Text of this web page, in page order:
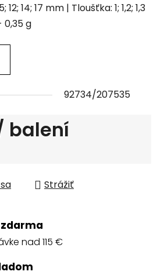
14; 17 mm | Tloušťka: 1; 1,2; 1,3
0,35 g
92734/207535
balení
Strážiť
nad 115 €